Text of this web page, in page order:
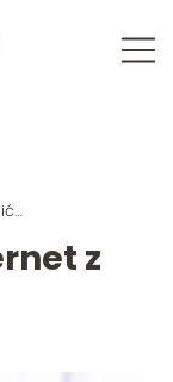
z